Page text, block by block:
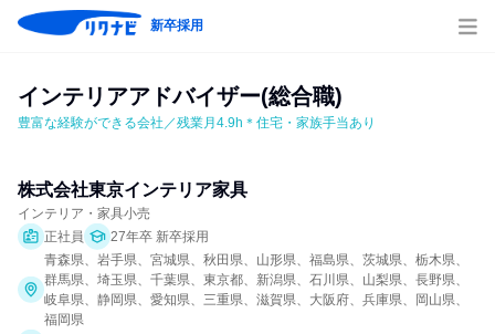
新卒採用
インテリアアドバイザー(総合職)
豊富な経験ができる会社／残業月4.9h＊住宅・家族手当あり
株式会社東京インテリア家具
インテリア・家具小売
正社員
27年卒 新卒採用
青森県、岩手県、宮城県、秋田県、山形県、福島県、茨城県、栃木県、
群馬県、埼玉県、千葉県、東京都、新潟県、石川県、山梨県、長野県、
岐阜県、静岡県、愛知県、三重県、滋賀県、大阪府、兵庫県、岡山県、
福岡県